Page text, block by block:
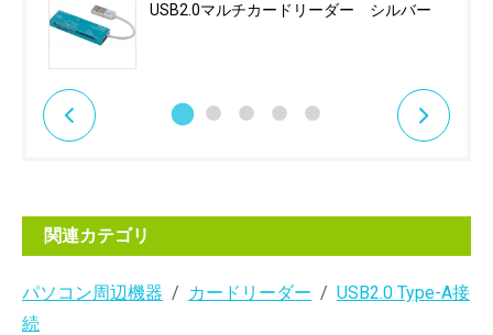
USB2.0マルチカードリーダー シルバー
関連カテゴリ
パソコン周辺機器 カードリーダー
USB2.0 Type-A接
続